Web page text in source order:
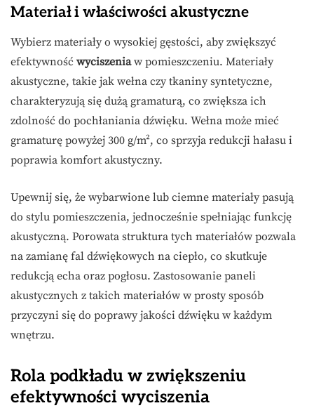
Materiał i właściwości akustyczne
Wybierz materiały o wysokiej gęstości, aby zwiększyć
efektywność wyciszeniaw pomieszczeniu. Materiały
akustyczne, takie jak wełna czy tkaniny syntetyczne,
charakteryzują się dużą gramaturą, co zwiększa ich
zdolność do pochłaniania dźwięku. Wełna może mieć
gramaturę powyżej 300 g/m², co sprzyja redukcji hałasu i
poprawia komfort akustyczny.
Upewnij się, że wybarwione lub ciemne materiały pasują
do stylu pomieszczenia, jednocześnie spełniając funkcję
akustyczną. Porowata struktura tych materiałów pozwala
na zamianę fal dźwiękowych na ciepło, co skutkuje
redukcją echa oraz pogłosu. Zastosowanie paneli
akustycznych z takich materiałów w prosty sposób
przyczyni się do poprawy jakości dźwięku w każdym
wnętrzu.
Rola podkładu w zwiększeniu
efektywności wyciszenia